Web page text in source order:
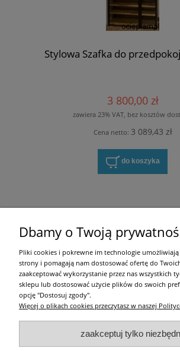
Stylowa Szafka do
3 800,00 zł
zawiera 23% VAT, bez kosztów
Cena netto: 3 089,43 zł
do koszyka
Pomoc
Moje konto
w tym dotyczące pozyskiwania i
zgodnie z obowiązującym
Dbamy o Twoją
Pliki cookies i pokrewne im technologie umożliwiają
strony i pomagają nam dostosować ofertę do
zaakceptować wykorzystanie przez nas wszystkich
sklepu lub dostosować użycie plików do swoich
opcję "Dostosuj zgody".
Więcej o plikach cookies przeczytasz w naszej
zaakceptuj tylko